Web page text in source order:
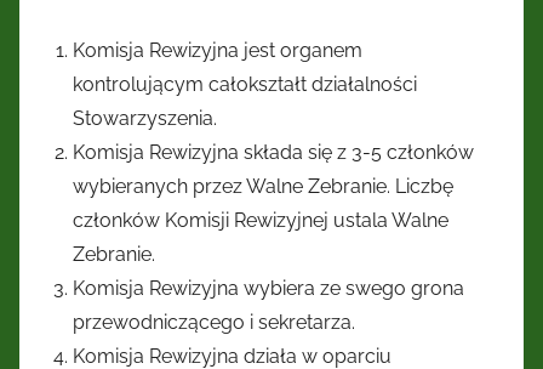
Komisja Rewizyjna jest organem
kontrolującym całokształt działalności
Stowarzyszenia.
Komisja Rewizyjna składa się z 3-5 członków
wybieranych przez Walne Zebranie. Liczbę
członków Komisji Rewizyjnej ustala Walne
Zebranie.
Komisja Rewizyjna wybiera ze swego grona
przewodniczącego i sekretarza.
Komisja Rewizyjna działa w oparciu